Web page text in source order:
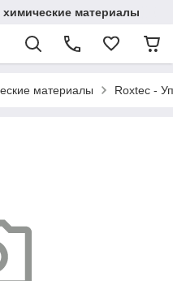
материалы
материалы Roxtec -